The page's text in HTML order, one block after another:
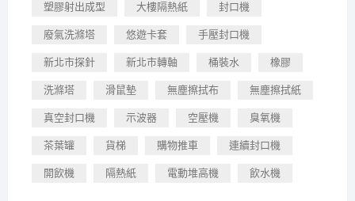
塑膠射出成型 大樓隔熱紙 封口機
廢氣洗滌塔 悠遊卡套 手壓封口機
新北市探針 新北市轉軸 桶裝水 橡膠
洗滌塔 滑鼠墊 無塵擦拭布 無塵擦拭紙
真空封口機 示波器 空壓機 臭氧機
茶葉罐 貨梯 購物推車 連續封口機
開飲機 隔熱紙 電動堆高機 飲水機